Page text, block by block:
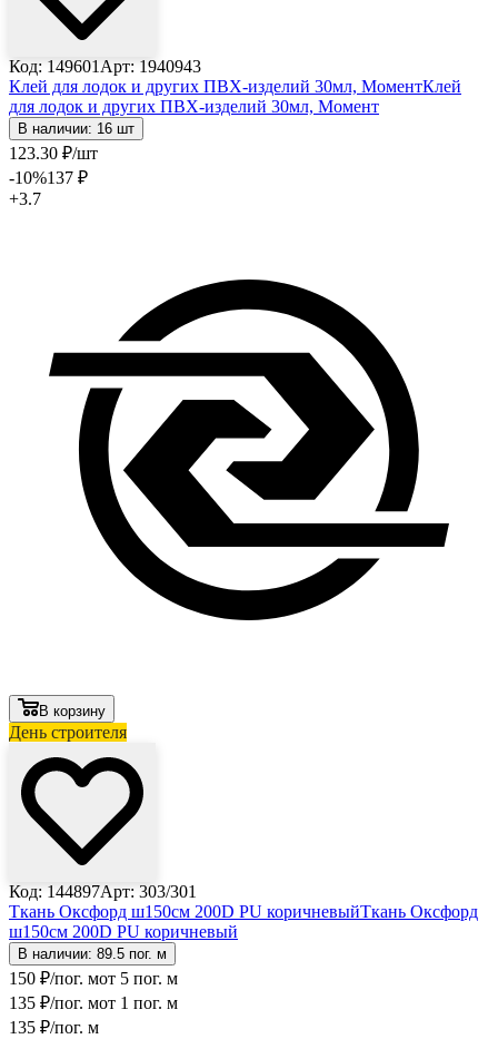
Код: 149601 Арт: 1940943
Клей для лодок и других ПВХ-изделий 30мл, МоментКлей
для лодок и других ПВХ-изделий 30мл, Момент
В наличии: 16 шт
123.30 ₽/шт
-10%137 ₽
+3.7
В корзину
День строителя
Код: 144897Арт: 303/301
Ткань Оксфорд ш150см 200D PU коричневыйТкань Оксфорд
ш150см 200D PU коричневый
В наличии: 89.5 пог. м
150 ₽/пог. мот 5 пог. м
135 ₽/пог. мот 1 пог. м
135 ₽/пог. м